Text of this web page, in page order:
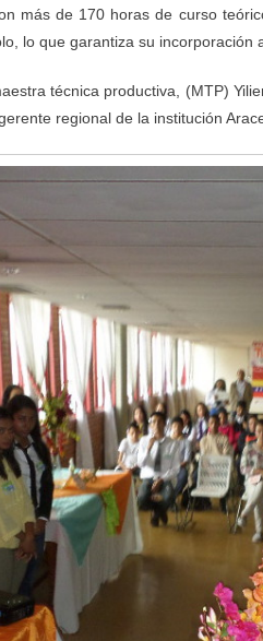
más de 170 horas de curso
lo que garantiza su incorporación
técnica productiva, (MTP)
regional de la institución